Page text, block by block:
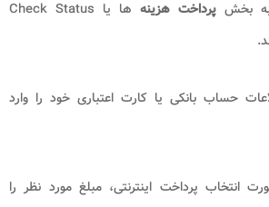
به بخش پرداخت هزینه
ها یا Check Status
حساب بانکی یا کارت اعتباری خود را وارد
انتخاب پرداخت اینترنتی، مبلغ مورد نظر را